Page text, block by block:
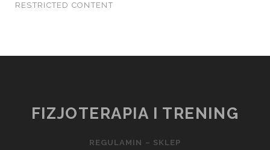
RESTRICTED CONTENT
FIZJOTERAPIA I TRENING
REGULAMIN – SKLEP